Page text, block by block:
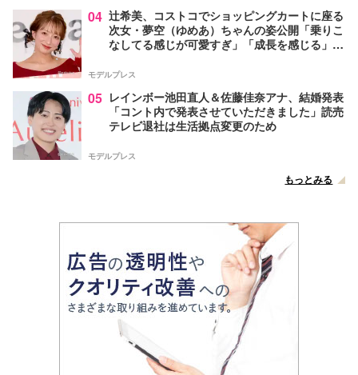
04 辻希美、コストコでショッピングカートに座る
次女・夢空（ゆめあ）ちゃんの姿公開「乗りこ
なしてる感じが可愛すぎ」「成長を感じる」の
モデルプレス
05 レインボー池田直人＆佐藤佳奈アナ、結婚発表
「コント内で発表させていただきました」読売
テレビ退社は生活拠点変更のため
モデルプレス
もっとみる